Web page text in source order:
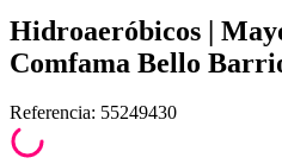
Hidroaeróbicos |
Comfama Bello
Referencia: 55249430